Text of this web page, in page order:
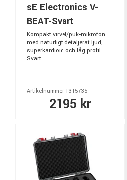
sE Electronics V-
BEAT-Svart
Kompakt virvel/puk‑mikrofon
med naturligt detaljerat ljud,
superkardioid och låg profil.
Svart
Artikelnummer 1315735
2195 kr